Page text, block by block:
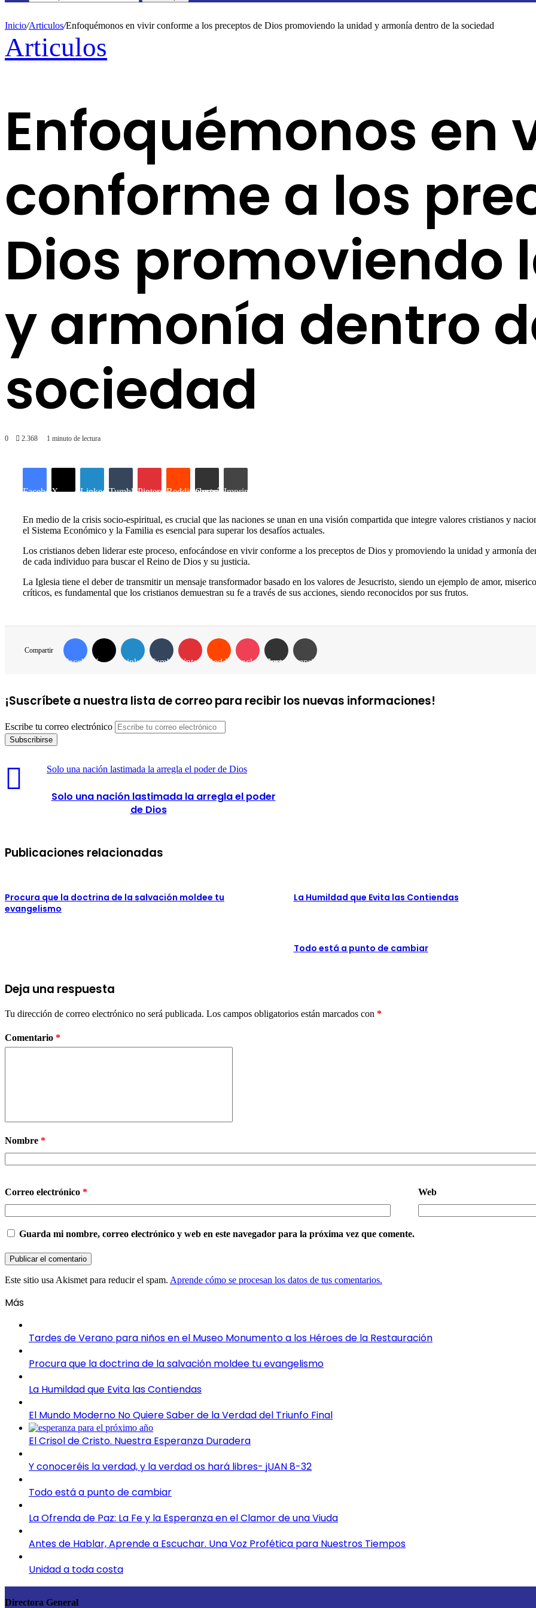
Inicio/Articulos/Enfoquémonos en vivir conforme a los preceptos de Dios promoviendo la unidad y armonía dentro de la sociedad
Articulos
Enfoquémonos en
conforme a los
Dios promoviendo
y armonía dentro
sociedad
0 2.368 1 minuto de lectura
Facebook
X LinkedInTumblr PinterestReddit Compartir por correo electrónicoImprimir
En medio de la crisis socio-espiritual, es crucial que las naciones se unan en una visión compartida que integre valores cristianos y
el Sistema Económico y la Familia es esencial para superar los desafíos actuales.
Los cristianos deben liderar este proceso, enfocándose en vivir conforme a los preceptos de Dios y promoviendo la unidad y armonía
de cada individuo para buscar el Reino de Dios y su justicia.
La Iglesia tiene el deber de transmitir un mensaje transformador basado en los valores de Jesucristo, siendo un ejemplo de amor,
críticos, es fundamental que los cristianos demuestran su fe a través de sus acciones, siendo reconocidos por sus frutos.
Compartir
Facebook
X LinkedInTumblr PinterestReddit Pocket Compartir por correo electrónicoImprimir
¡Suscríbete a nuestra lista de correo para recibir los nuevas informaciones!
Escribe tu correo electrónico
Solo una nación lastimada la arregla el poder de Dios
Solo una nación lastimada la arregla el poder
de Dios
Publicaciones relacionadas
Procura que la doctrina de la salvación moldee tu
evangelismo
La Humildad que Evita las Contiendas
Todo está a punto de cambiar
Deja una respuesta
Tu dirección de correo electrónico no será publicada. Los campos obligatorios están marcados con *
Comentario *
Nombre *
Correo electrónico * Web
Guarda mi nombre, correo electrónico y web en este navegador para la próxima vez que comente.
Este sitio usa Akismet para reducir el spam. Aprende cómo se procesan los datos de tus comentarios.
Más
Tardes de Verano para niños en el Museo Monumento a los Héroes de la Restauración
Procura que la doctrina de la salvación moldee tu evangelismo
La Humildad que Evita las Contiendas
El Mundo Moderno No Quiere Saber de la Verdad del Triunfo Final
El Crisol de Cristo. Nuestra Esperanza Duradera
Y conoceréis la verdad, y la verdad os hará libres- jUAN 8-32
Todo está a punto de cambiar
La Ofrenda de Paz: La Fe y la Esperanza en el Clamor de una Viuda
Antes de Hablar, Aprende a Escuchar. Una Voz Profética para Nuestros Tiempos
Unidad a toda costa
Directora General